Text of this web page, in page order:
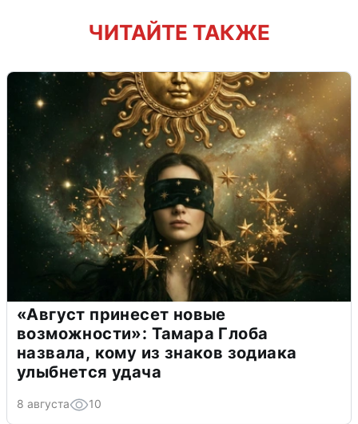
ЧИТАЙТЕ ТАКЖЕ
«Август принесет новые
возможности»: Тамара Глоба
назвала, кому из знаков зодиака
улыбнется удача
8 августа 10